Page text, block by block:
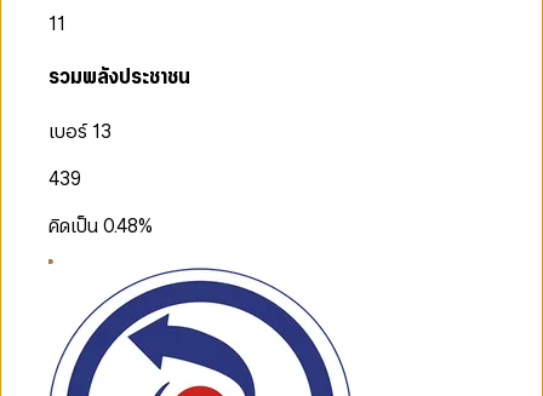
11
รวมพลังประชาชน
เบอร์ 13
439
คิดเป็น0.48%